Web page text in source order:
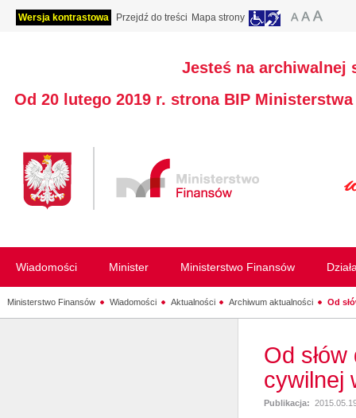
Wersja kontrastowa Przejdź do treści Mapa strony
Jesteś na archiwalnej
Od 20 lutego 2019 r. strona BIP
Wiadomości Minister Ministerstwo Finansów
Ministerstwo Finansów Wiadomości Aktualności Archiwum aktualności Od
Od
cywilnej
Publikacja: